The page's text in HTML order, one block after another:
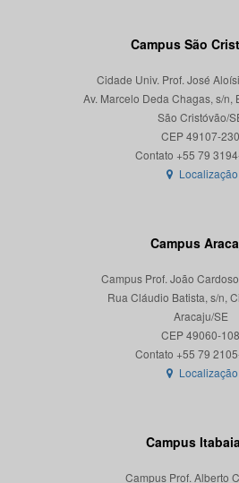
Campus São
Cidade Univ. Prof. José
Av. Marcelo Deda Chagas, s/n,
São Cristóvão/
CEP 49107-230
Localização
Campus
Campus Prof. João
Rua Cláudio Batista, s/n,
Aracaju/SE
CEP 49060-108
Localização
Campus
Campus Prof. Alberto